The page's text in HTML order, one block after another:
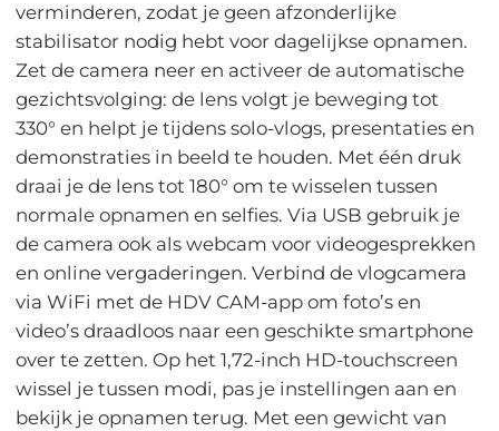
verminderen, zodat je geen afzonderlijke
stabilisator nodig hebt voor dagelijkse opnamen.
Zet de camera neer en activeer de automatische
gezichtsvolging: de lens volgt je beweging tot
330° en helpt je tijdens solo-vlogs, presentaties en
demonstraties in beeld te houden. Met één druk
draai je de lens tot 180° om te wisselen tussen
normale opnamen en selfies. Via USB gebruik je
de camera ook als webcam voor videogesprekken
en online vergaderingen. Verbind de vlogcamera
via WiFi met de HDV CAM-app om foto’s en
video’s draadloos naar een geschikte smartphone
over te zetten. Op het 1,72-inch HD-touchscreen
wissel je tussen modi, pas je instellingen aan en
bekijk je opnamen terug. Met een gewicht van